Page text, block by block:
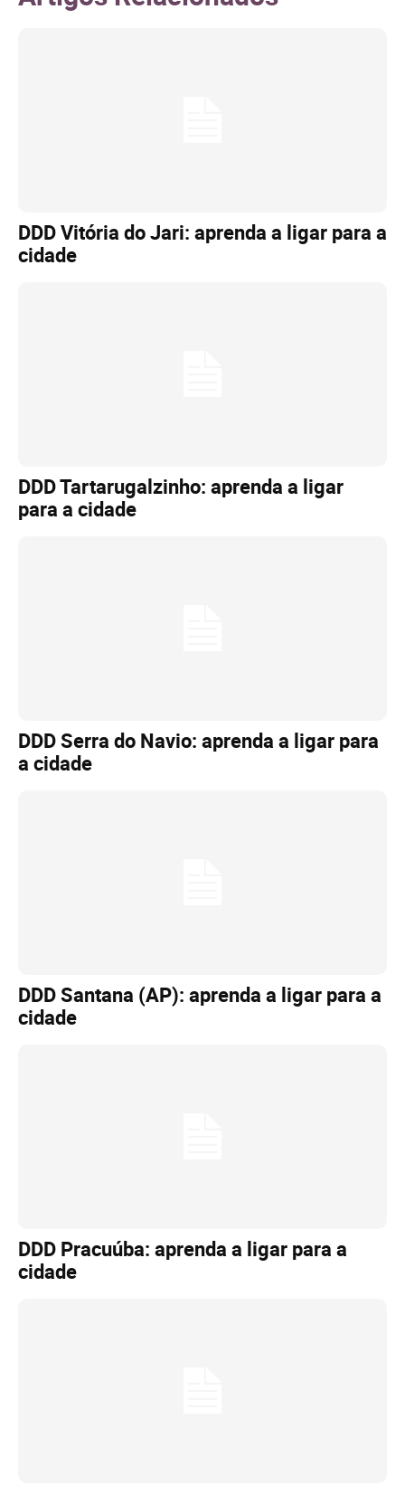
DDD Vitória do Jari: aprenda a ligar para a
cidade
DDD Tartarugalzinho: aprenda a ligar
para a cidade
DDD Serra do Navio: aprenda a ligar para
a cidade
DDD Santana (AP): aprenda a ligar para a
cidade
DDD Pracuúba: aprenda a ligar para a
cidade